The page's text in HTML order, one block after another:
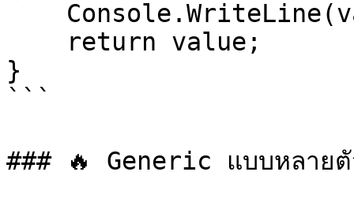
}
```
### 🔥 Generic แบบหลาย